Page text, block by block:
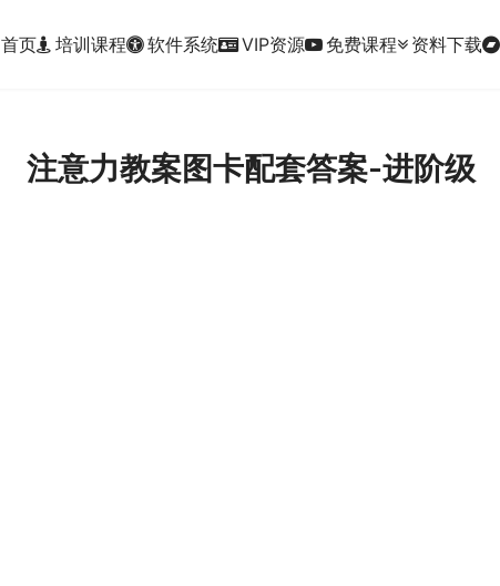
首页 培训课程 软件系统 VIP资源 免费课程 资料下载
注意力教案图卡配套答案-进阶级